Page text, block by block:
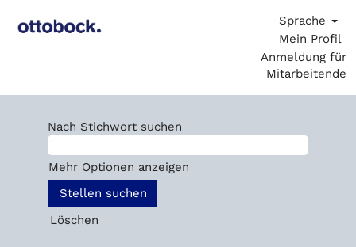
Sprache
Mein Profil
Anmeldung für
Mitarbeitende
Nach Stichwort suchen
Mehr Optionen anzeigen
Löschen